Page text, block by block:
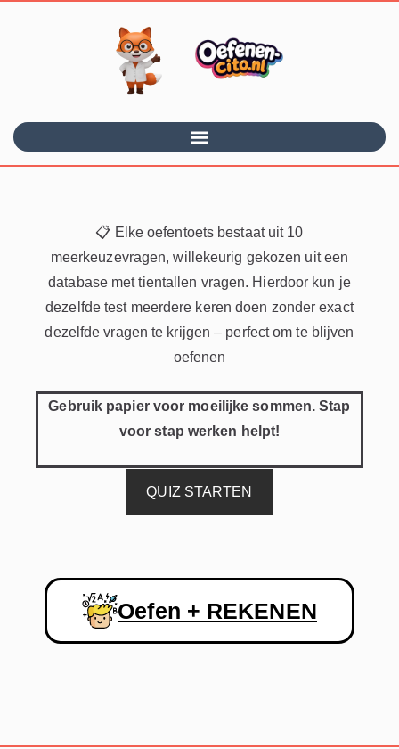
📋 Elke oefentoets bestaat uit 10
meerkeuzevragen, willekeurig gekozen uit een
database met tientallen vragen. Hierdoor kun je
dezelfde test meerdere keren doen zonder exact
dezelfde vragen te krijgen – perfect om te blijven
oefenen
Gebruik papier voor moeilijke sommen. Stap
voor stap werken helpt!
QUIZ STARTEN
Oefen + REKENEN